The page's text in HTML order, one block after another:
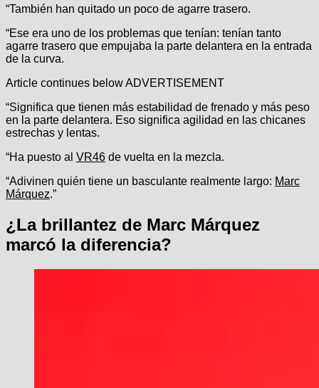
“También han quitado un poco de agarre trasero.
“Ese era uno de los problemas que tenían: tenían tanto
agarre trasero que empujaba la parte delantera en la entrada
de la curva.
Article continues belowADVERTISEMENT
“Significa que tienen más estabilidad de frenado y más peso
en la parte delantera. Eso significa agilidad en las chicanes
estrechas y lentas.
“Ha puesto al VR46 de vuelta en la mezcla.
“Adivinen quién tiene un basculante realmente largo: Marc
Márquez.”
¿La brillantez de Marc Márquez
marcó la diferencia?